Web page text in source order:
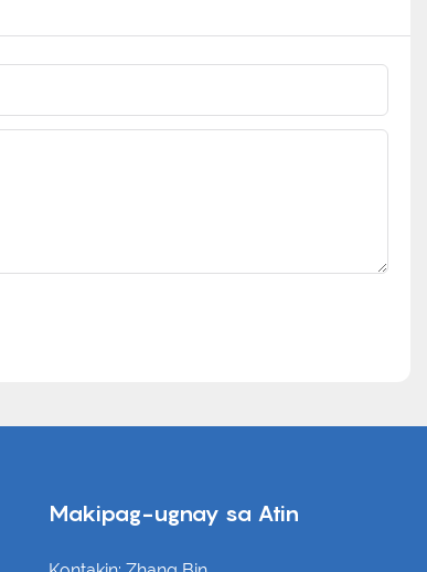
Makipag-ugnay sa Atin